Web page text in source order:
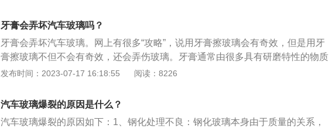
水进行清理，也能够延长玻璃的使用寿命。车辆要使用正规的玻璃水，才能够防
止车辆前挡风玻璃出现刮花的问题，不能使用洗洁精兑水来使用。
牙膏会弄坏汽车玻璃吗？
牙膏会弄坏汽车玻璃。网上有很多“攻略”，说用牙膏擦玻璃会有奇效，但是用牙
膏擦玻璃不但不会有奇效，还会弄伤玻璃。牙膏通常由很多具有研磨特性的物质
组成，例如磷酸氢钙、碳酸钙、氧化硅、焦磷酸钙、氢氧化铝等等。这些物质的
—条密密麻麻的划痕。除了车玻璃，车内的屏幕也尽量不要用牙膏处理。因为有
很多车辆的屏幕会贴―张防反光的膜，牙膏的颗粒同样会划伤屏幕。
发布时间：2023-07-17 16:18:55 阅读：8226
汽车玻璃爆裂的原因是什么？
汽车玻璃爆裂的原因如下：1、钢化处理不良：钢化玻璃本身由于质量的关系，